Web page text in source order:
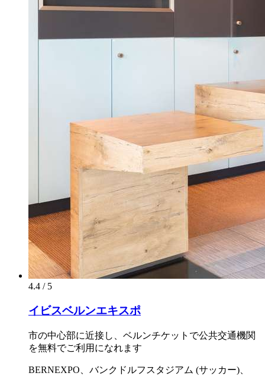
4.4 / 5
イビスベルンエキスポ
市の中心部に近接し、ベルンチケットで公共交通機関
を無料でご利用になれます
BERNEXPO、バンクドルフスタジアム (サッカー)、